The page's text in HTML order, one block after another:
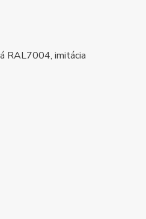
RAL7004, imitácia